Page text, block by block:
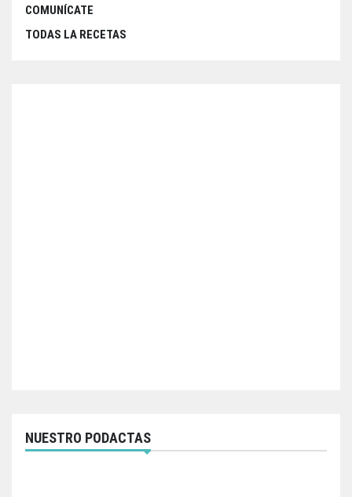
COMUNÍCATE
TODAS LA RECETAS
NUESTRO PODACTAS